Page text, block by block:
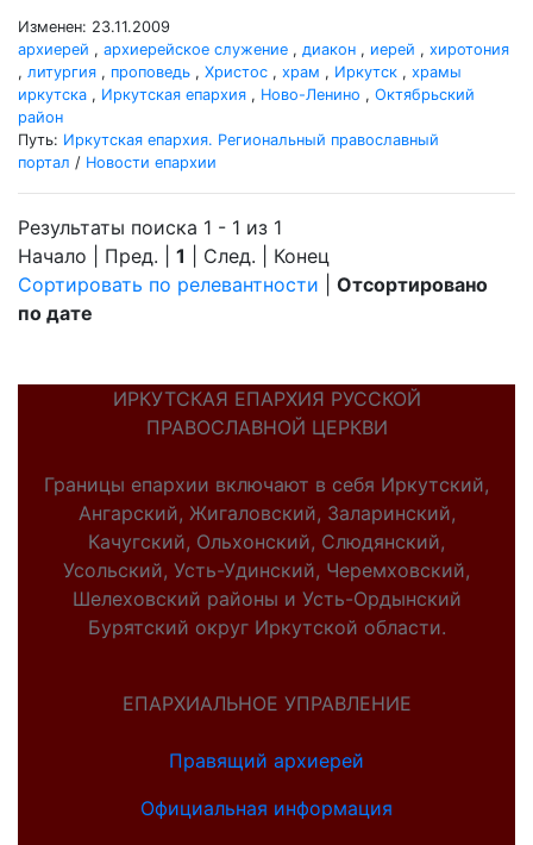
Изменен: 23.11.2009
архиерей , архиерейское служение , диакон , иерей , хиротония
, литургия , проповедь , Христос , храм , Иркутск , храмы
иркутска , Иркутская епархия , Ново-Ленино , Октябрьский
район
Путь: Иркутская епархия. Региональный православный
портал / Новости епархии
Результаты поиска 1 - 1 из 1
Начало | Пред. | 1 | След. | Конец
Сортировать по релевантности
Отсортировано
по дате
ИРКУТСКАЯ ЕПАРХИЯ РУССКОЙ
ПРАВОСЛАВНОЙ ЦЕРКВИ
Границы епархии включают в себя Иркутский,
Ангарский, Жигаловский, Заларинский,
Качугский, Ольхонский, Слюдянский,
Усольский, Усть-Удинский, Черемховский,
Шелеховский районы и Усть-Ордынский
Бурятский округ Иркутской области.
ЕПАРХИАЛЬНОЕ УПРАВЛЕНИЕ
Правящий архиерей
Официальная информация